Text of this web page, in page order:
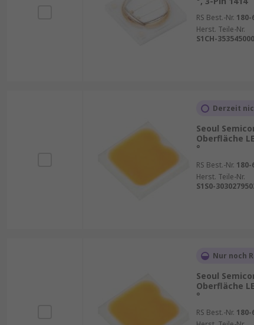
RS Best.-Nr. 180-
Herst. Teile-Nr.
S1CH-
Derzeit
Seoul
Oberfläche
°
RS Best.-Nr. 180-
Herst. Teile-Nr.
S1S0-
Nur noch
Seoul
Oberfläche
°
RS Best.-Nr. 180-